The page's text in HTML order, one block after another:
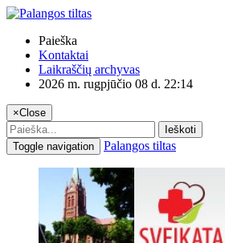
Paieška
Kontaktai
Laikraščių archyvas
2026 m. rugpjūčio 08 d. 22:14
×Close
Ieškoti
Toggle navigation
Palangos tiltas